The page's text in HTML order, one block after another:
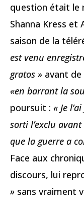
question était le
Shanna Kress et
saison de la
est venu
gratos » avant
«en barrant la
poursuit : « Je
sorti l’exclu avant
que la guerre a
Face aux
discours, lui
» sans vraiment